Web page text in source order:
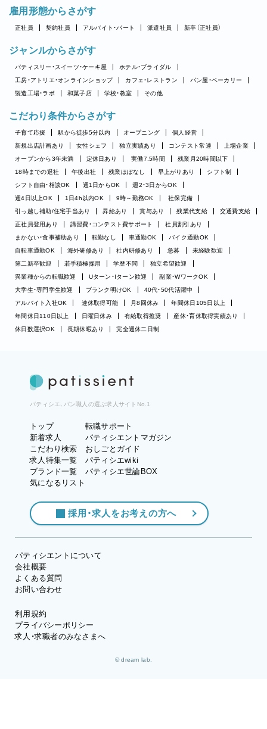
雇用形態からさがす
正社員 契約社員 アルバイト・パート 派遣社員 新卒（正社員）
ジャンルからさがす
パティスリー・スイーツ・ケーキ屋
ホテル・ブライダル
工房・アトリエ・オンラインショップ
カフェ・レストラン
パン屋・ベーカリー
製造工場・ラボ
和菓子店 学校・教室 その他
こだわり条件からさがす
子育て応援 駅から徒歩5分以内 オープニング
個人経営
新規出店計画あり
女性シェフ 独立実績あり コンテスト常連
上場企業
オープンから3年未満
定休日あり 実働7.5時間
残業月20時間以下
18時までの退社
午後出社 残業ほぼなし 早上がりあり
シフト制
シフト自由・相談OK
週1日からOK
週2・3日からOK
週4日以上OK
1日4h以内OK 9時～勤務OK
社保完備
引っ越し補助/住宅手当あり
昇給あり 賞与あり 残業代支給
交通費支給
正社員登用あり
講習費・コンテスト費サポート
社員割引あり
まかない・食事補助あり
転勤なし 車通勤OK
バイク通勤OK
自転車通勤OK
海外研修あり 社内研修あり 急募
未経験歓迎
第二新卒歓迎
若手積極採用 学歴不問
独立希望歓迎
異業種からの転職歓迎
Uターン・Iターン歓迎
副業・WワークOK
大学生・専門学生歓迎
ブランク明けOK
40代・50代活躍中
アルバイト入社OK
連休取得可能 月8回休み
年間休日105日以上
年間休日110日以上
日曜日休み 有給取得推奨
産休・育休取得実績あり
休日数選択OK
長期休暇あり 完全週休二日制
パティシエ、パン職人の選ぶ求人サイトNo.1
トップ
新着求人
こだわり検索
求人特集一覧
ブランド一覧
気になるリスト
転職サポート
パティシエントマガジン
おしごとガイド
パティシエwiki
パティシエ世論BOX
採用・求人をお考えの方へ
パティシエントについて
会社概要
よくある質問
お問い合わせ
利用規約
プライバシーポリシー
求人・求職者のみなさまへ
© dream lab.